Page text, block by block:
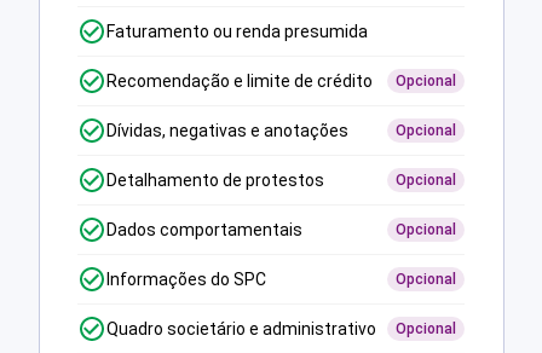
Faturamento ou renda presumida
Recomendação e limite de crédito Opcional
Dívidas, negativas e anotações Opcional
Detalhamento de protestos Opcional
Dados comportamentais Opcional
Informações do SPC Opcional
Quadro societário e administrativo Opcional